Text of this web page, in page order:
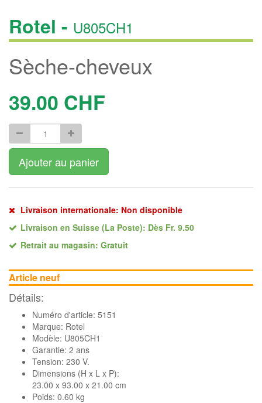
Rotel - U805CH1
Sèche-cheveux
39.00 CHF
Ajouter au panier
Livraison internationale: Non disponible
Livraison en Suisse (La Poste): Dès Fr. 9.50
Retrait au magasin: Gratuit
Article neuf
Détails:
Numéro d'article: 5151
Marque: Rotel
Modèle: U805CH1
Garantie: 2 ans
Tension: 230 V.
Dimensions (H x L x P):
23.00 x 93.00 x 21.00 cm
Poids: 0.60 kg